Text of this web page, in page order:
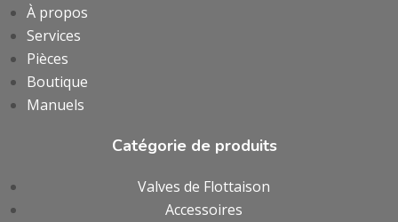
À propos
Services
Pièces
Boutique
Manuels
Catégorie de produits
Valves de Flottaison
Accessoires